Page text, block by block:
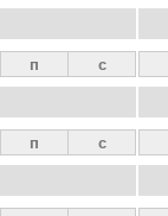
п с
п с